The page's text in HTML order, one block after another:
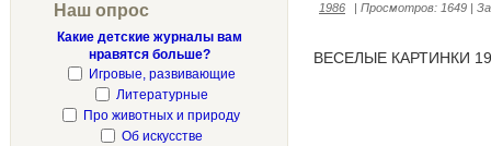
Наш опрос
Какие детские журналы вам
нравятся больше?
Игровые, развивающие
Литературные
Про животных и природу
Об искусстве
1986 | Просмотров: 1649 |
ВЕСЕЛЫЕ КАРТИНКИ